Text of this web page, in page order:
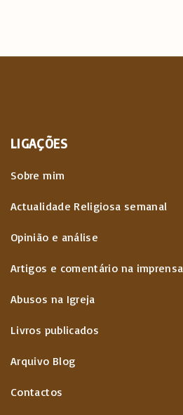
LIGAÇÕES
Sobre mim
Actualidade Religiosa semanal
Opinião e análise
Artigos e comentário na imprensa
Abusos na Igreja
Livros publicados
Arquivo Blog
Contactos